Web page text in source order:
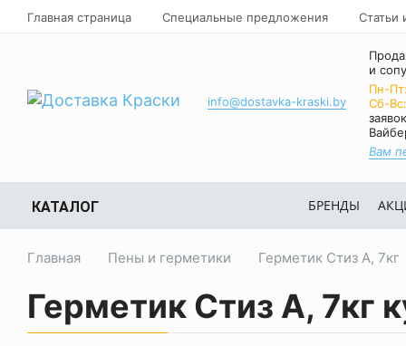
Главная страница Специальные предложения Статьи
info@dostavka-kraski.by
и
Пн-Пт:
Cб-Вс:
Вам
КАТАЛОГ БРЕНДЫ
Главная Пены и герметики Герметик Стиз А, 7кг
Герметик Стиз А, 7кг